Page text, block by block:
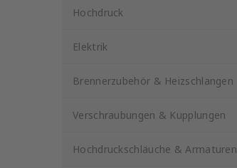
Hochdruck
Elektrik
Brennerzubehör & Heizschlangen
Verschraubungen & Kupplungen
Hochdruckschläuche & Armaturen